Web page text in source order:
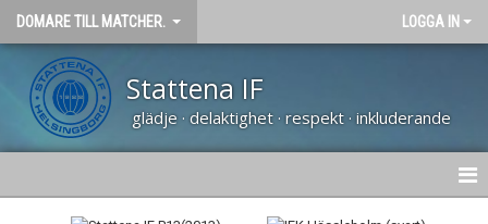
DOMARE TILL MATCHER. LOGGA IN
Stattena IF
glädje · delaktighet · respekt · inkluderande